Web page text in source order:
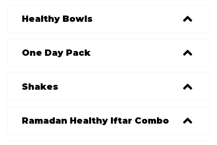
Healthy Bowls
One Day Pack
Shakes
Ramadan Healthy Iftar Combo